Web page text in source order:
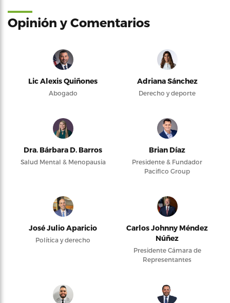
Opinión y Comentarios
Lic Alexis Quiñones
Abogado
Adriana Sánchez
Derecho y deporte
Dra. Bárbara D. Barros
Salud Mental & Menopausia
Brian Díaz
Presidente & Fundador
Pacifico Group
José Julio Aparicio
Política y derecho
Carlos Johnny Méndez
Núñez
Presidente Cámara de
Representantes